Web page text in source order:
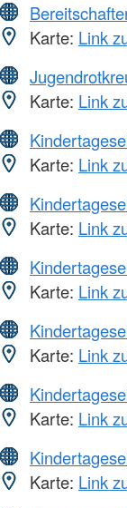
Karte: Link
Karte: Link
Karte: Link
Karte: Link
Karte: Link
Karte: Link
Karte: Link
Karte: Link